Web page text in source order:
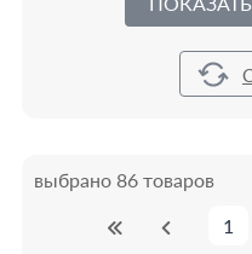
выбрано 86 товаров
1